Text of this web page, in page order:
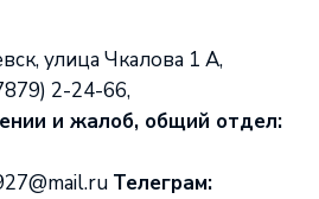
улица Чкалова 1 А,
2-24-66,
и жалоб, общий отдел:
Телеграм: